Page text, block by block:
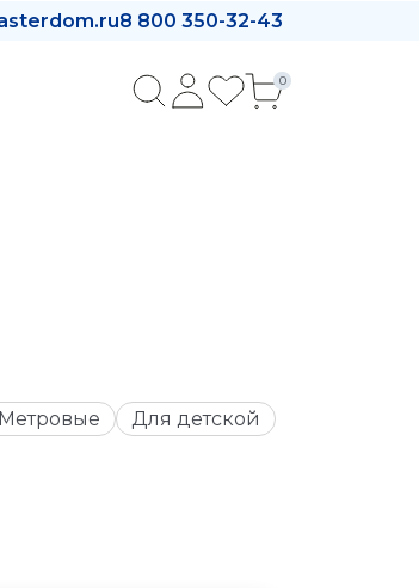
8 800 350-32-43
0
Метровые
Для детской